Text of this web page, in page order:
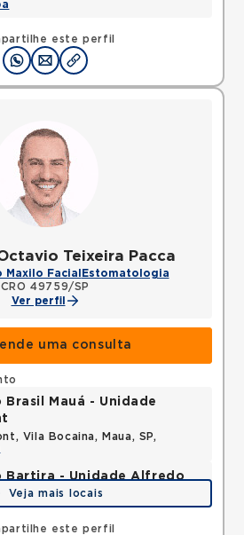
este perfil
Teixeira Pacca
Maxilo Facial Estomatologia
CRO 49759/SP
Ver perfil
uma consulta
este perfil
Mauá - Unidade
Vila Bocaina, Maua, SP,
Bartira - Unidade Alfredo
Jardim Santo Antonio,
09240410 •
Mapa
Veja mais locais